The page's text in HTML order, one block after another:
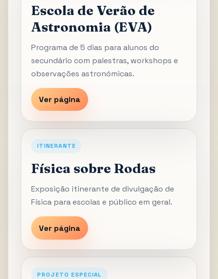
Escola de Verão de
Astronomia (EVA)
Programa de 5 dias para alunos do
secundário com palestras, workshops e
observações astronómicas.
Ver página
ITINERANTE
Física sobre Rodas
Exposição itinerante de divulgação de
Física para escolas e público em geral.
Ver página
PROJETO ESPECIAL